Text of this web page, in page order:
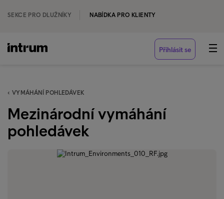
SEKCE PRO DLUŽNÍKY NABÍDKA PRO KLIENTY
Přihlásit se
‹ VYMÁHÁNÍ POHLEDÁVEK
Mezinárodní vymáhání
pohledávek